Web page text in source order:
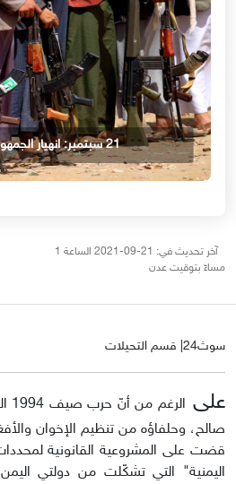
21 سبتمبر: انهيار الجمهورية اليمنية
آخر تحديث في: 21-09-2021 الساعة 1
مساءً بتوقيت عدن
سوث24| قسم التحيلات
على
صالح، وحلفاؤه من تنظيم الإخوان
قضت على المشروعية القانونية
اليمنية" التي تشكّلت من دولتي